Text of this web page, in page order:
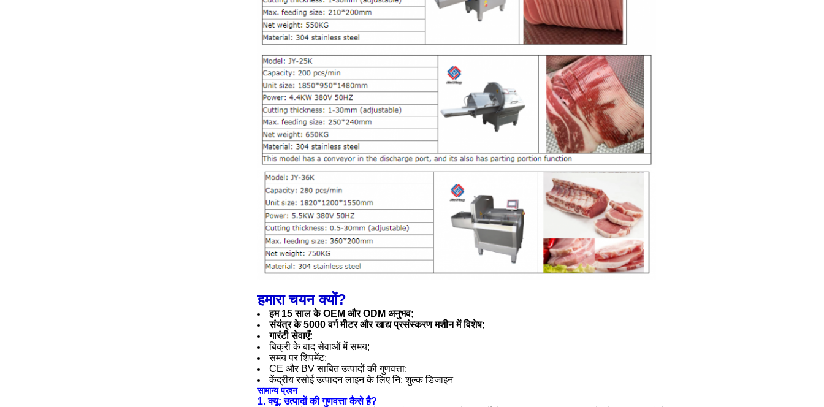
हमारा चयन क्यों?
हम 15 साल के OEM और ODM अनुभव;
संयंत्र के 5000 वर्ग मीटर और खाद्य प्रसंस्करण मशीन में विशेष;
गारंटी सेवाएँ:
बिक्री के बाद सेवाओं में समय;
समय पर शिपमेंट;
CE और BV साबित उत्पादों की गुणवत्ता;
केंद्रीय रसोई उत्पादन लाइन के लिए नि: शुल्क डिजाइन
सामान्य प्रश्न
1. क्यू: उत्पादों की गुणवत्ता कैसे है?